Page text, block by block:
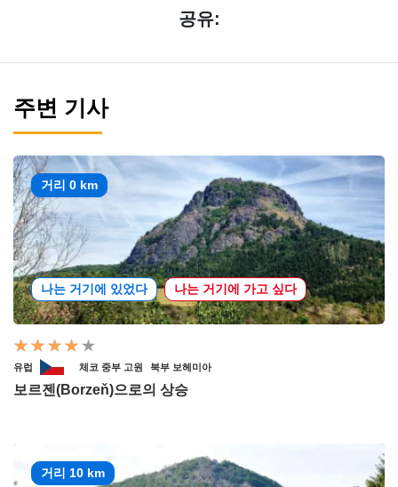
공유:
주변 기사
거리 0 km
나는 거기에 있었다 나는 거기에 가고 싶다
유럽 체코 중부 고원 북부 보헤미아
보르젠(Borzeň)으로의 상승
거리 10 km